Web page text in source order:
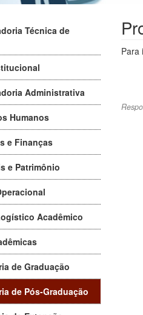
Técnica de
Administrativa
Humanos
e Finanças
e Patrimônio
Acadêmico
de Graduação
de Pós-Graduação
Para